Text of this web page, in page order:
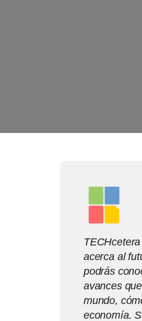
acerca al
podrás
avances
mundo,
economía.